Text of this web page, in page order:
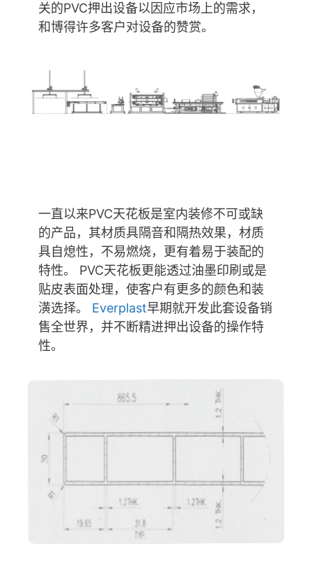
关的PVC押出设备以因应市场上的需求，
和博得许多客户对设备的赞赏。
一直以来PVC天花板是室内装修不可或缺
的产品，其材质具隔音和隔热效果，材质
具自熄性，不易燃烧，更有着易于装配的
特性。 PVC天花板更能透过油墨印刷或是
贴皮表面处理，使客户有更多的颜色和装
潢选择。 Everplast早期就开发此套设备销
售全世界，并不断精进押出设备的操作特
性。